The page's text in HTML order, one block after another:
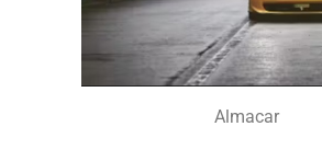
Almacar